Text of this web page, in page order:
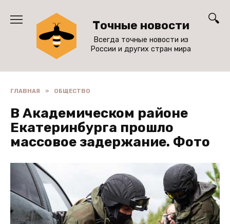
содержанию
Точные новости
Всегда точные новости из
России и других стран мира
ГЛАВНАЯ » ОБЩЕСТВО
В Академическом районе
Екатеринбурга прошло
массовое задержание. Фото